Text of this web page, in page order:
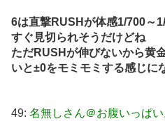
6は直撃RUSHが体感1/700～
すぐ見切られそうだけどね
ただRUSHが伸びないから黄
いと±0をモミモミする感じに
49: 名無しさん＠お腹いっぱい